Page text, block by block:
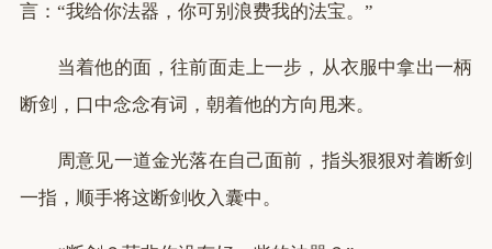
言：“我给你法器，你可别浪费我的法宝。”
当着他的面，往前面走上一步，从衣服中拿出一柄
断剑，口中念念有词，朝着他的方向甩来。
周意见一道金光落在自己面前，指头狠狠对着断剑
一指，顺手将这断剑收入囊中。